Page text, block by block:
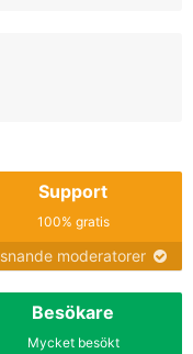
Support
100% gratis
moderatorer
Besökare
Mycket besökt